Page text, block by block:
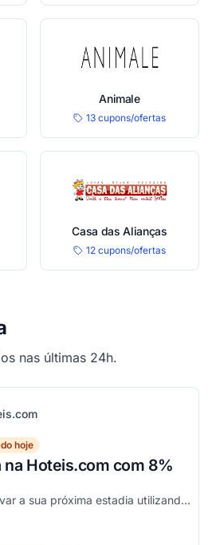
Animale
13 cupons/ofertas
Casa das Alianças
12 cupons/ofertas
nas últimas 24h.
hoje
Hoteis.com com 8%
Economize 8% ao reservar a sua próxima estadia utilizando este código promocional em estabelecimentos participantes da Hoteis.com.